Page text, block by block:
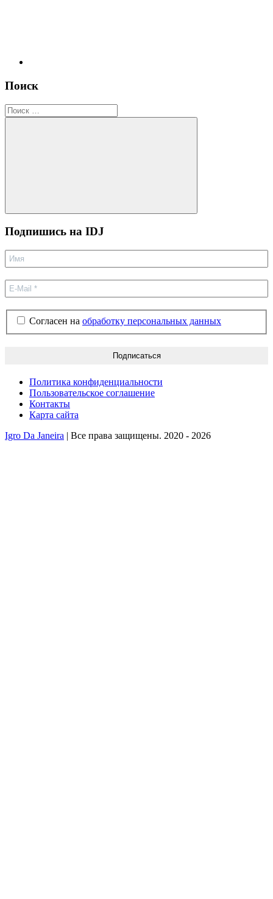
Поиск
Поиск
для:
Поиск
Подпишиcь на IDJ
Согласен на обработку персональных данных
Политика конфиденциальности
Пользовательское соглашение
Контакты
Карта сайта
Igro Da Janeira | Все права защищены. 2020 - 2026